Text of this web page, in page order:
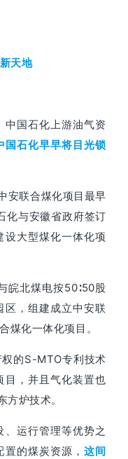
天地
国石化上游油气资
国石化早早将目光锁
安联合煤化项目最早
化与安徽省政府签订
设大型煤化一体化项
皖北煤电按50∶50股
区，组建成立中安联
煤化一体化项目。
的S-MTO专利技术
目，并且气化装置也
炉技术。
运行管理等优势之
置的煤炭资源，这间